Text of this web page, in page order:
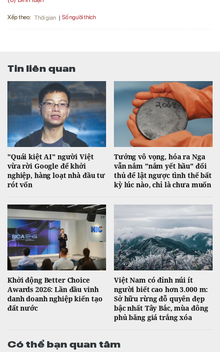
Xếp theo: Thời gian Số người thích
Tin liên quan
"Quái kiệt AI" người Việt
vừa rời Google để khởi
nghiệp, hàng loạt nhà đầu tư
rót vốn
Tưởng vô vọng, hóa ra Nga
vẫn nắm "nắm yết hầu" đối
thủ để lật ngược tình thế bất
kỳ lúc nào, chỉ là chưa muốn
Khởi động Better Choice
Awards 2026: Lần đầu vinh
danh doanh nghiệp kiến tạo
đất nước
Việt Nam có đỉnh núi ít
người biết cao hơn 3.000 m:
Sở hữu rừng đỗ quyên đẹp
bậc nhất Tây Bắc, mùa đông
phủ băng giá trắng xóa
Có thể bạn quan tâm